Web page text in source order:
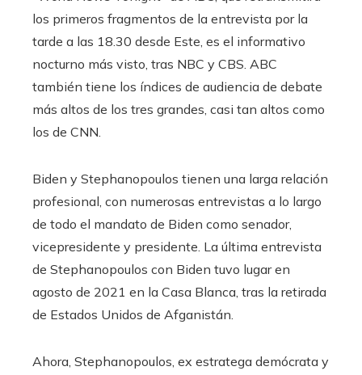
los primeros fragmentos de la entrevista por la
tarde a las 18.30 desde Este, es el informativo
nocturno más visto, tras NBC y CBS. ABC
también tiene los índices de audiencia de debate
más altos de los tres grandes, casi tan altos como
los de CNN.
Biden y Stephanopoulos tienen una larga relación
profesional, con numerosas entrevistas a lo largo
de todo el mandato de Biden como senador,
vicepresidente y presidente. La última entrevista
de Stephanopoulos con Biden tuvo lugar en
agosto de 2021 en la Casa Blanca, tras la retirada
de Estados Unidos de Afganistán.
Ahora, Stephanopoulos, ex estratega demócrata y